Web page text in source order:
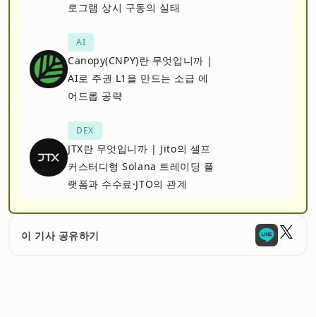
로그램 상시 구동의 실태
AI
Canopy(CNPY)란 무엇입니까 |
AI로 주권 L1을 만드는 소급 에
어드롭 공략
DEX
JTX란 무엇입니까 | Jito의 셀프
커스터디형 Solana 트레이딩 플
랫폼과 수수료·JTO의 관계
이 기사 공유하기